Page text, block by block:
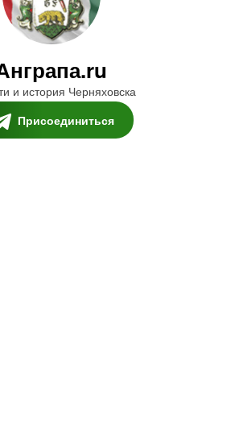
и история Черняховска
Присоединиться